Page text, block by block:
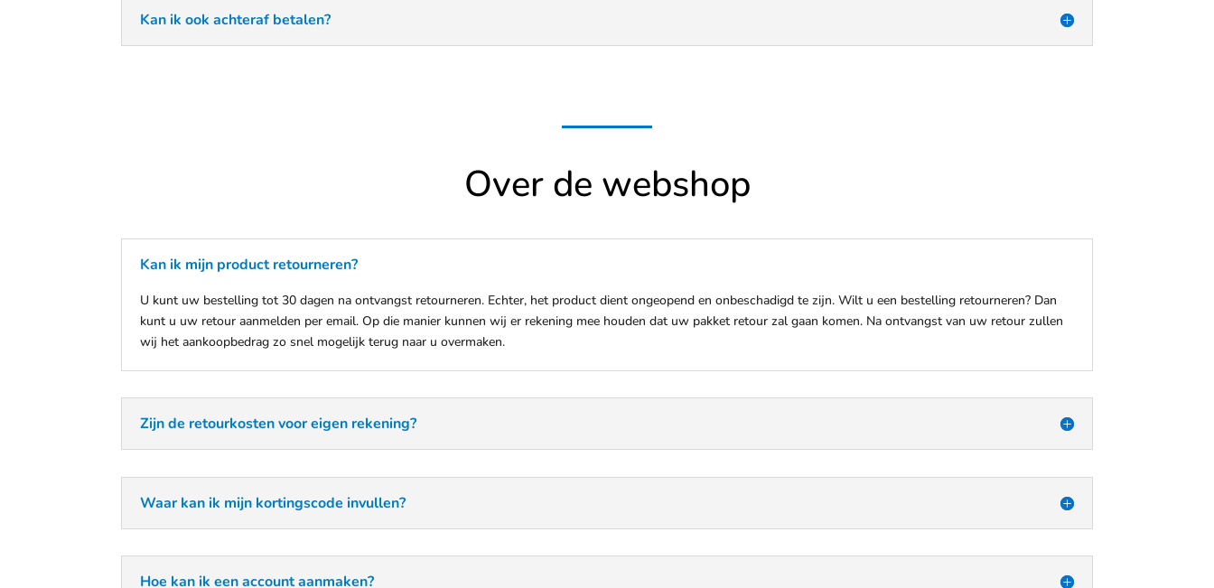
Kan ik ook achteraf betalen?
Over de webshop
Kan ik mijn product retourneren?
U kunt uw bestelling tot 30 dagen na ontvangst retourneren. Echter, het product dient ongeopend en onbeschadigd te zijn. Wilt u een bestelling retourneren? Dan
kunt u uw retour aanmelden per email. Op die manier kunnen wij er rekening mee houden dat uw pakket retour zal gaan komen. Na ontvangst van uw retour zullen
wij het aankoopbedrag zo snel mogelijk terug naar u overmaken.
Zijn de retourkosten voor eigen rekening?
Waar kan ik mijn kortingscode invullen?
Hoe kan ik een account aanmaken?